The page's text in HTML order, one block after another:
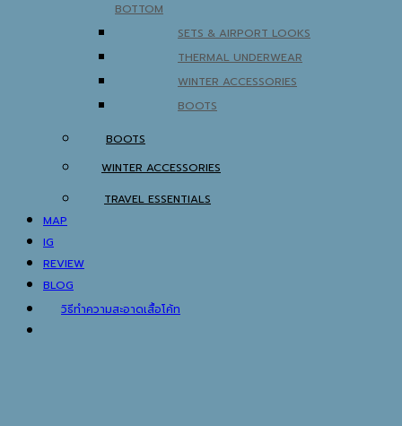
BOTTOM
SETS & AIRPORT LOOKS
THERMAL UNDERWEAR
WINTER ACCESSORIES
BOOTS
BOOTS
WINTER ACCESSORIES
TRAVEL ESSENTIALS
MAP
IG
REVIEW
BLOG
วิธีทำความสะอาดเสื้อโค้ท